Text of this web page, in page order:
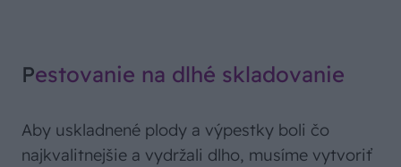
Pestovanie na dlhé skladovanie
Aby uskladnené plody a výpestky boli čo
najkvalitnejšie a vydržali dlho, musíme vytvoriť